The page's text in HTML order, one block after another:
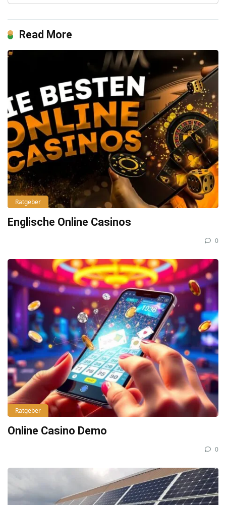
Read More
Ratgeber
Englische Online Casinos
0
Ratgeber
Online Casino Demo
0